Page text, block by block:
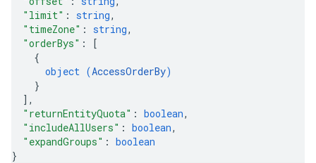
"limit" : string,
"timeZone" : string,
"orderBys" :
[
{
object (AccessOrderBy)
}
] ,
"returnEntityQuota" : boolean,
"includeAllUsers" : boolean,
"expandGroups" : boolean
}